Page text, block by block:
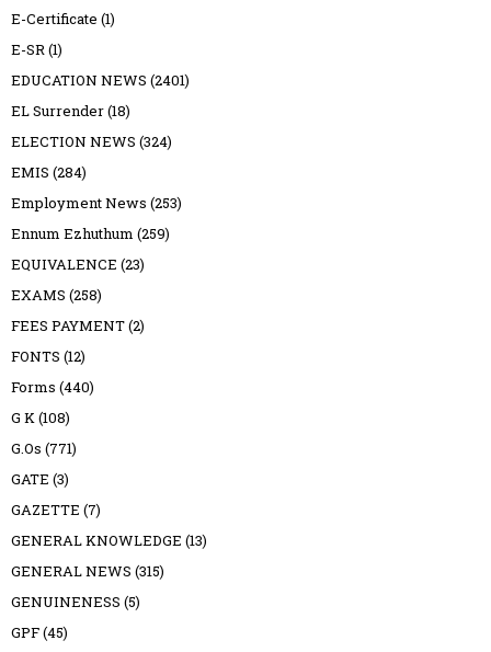
E-Certificate (1)
E-SR(1)
EDUCATION NEWS (2401)
EL Surrender(18)
ELECTION NEWS (324)
EMIS (284)
Employment News (253)
Ennum Ezhuthum (259)
EQUIVALENCE (23)
EXAMS (258)
FEES PAYMENT(2)
FONTS (12)
Forms (440)
G K(108)
G.Os (771)
GATE (3)
GAZETTE (7)
GENERAL KNOWLEDGE (13)
GENERAL NEWS (315)
GENUINENESS (5)
GPF(45)